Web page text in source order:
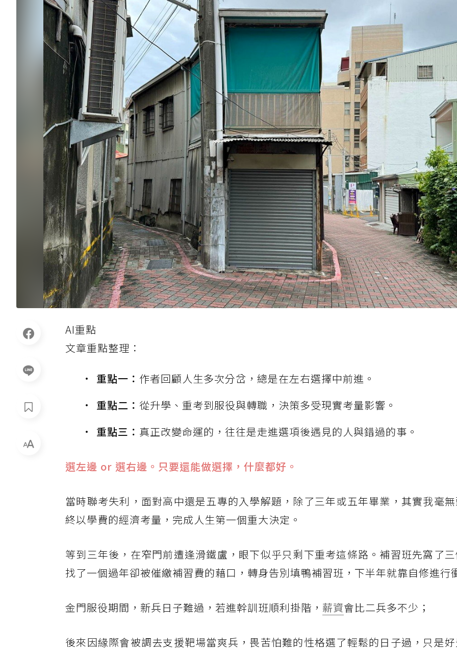
AI重點
文章重點整理：
重點一： 作者回顧人生多次分岔，總是在左右選擇中前進。
重點二： 從升學、重考到服役與轉職，決策多受現實考量影響。
重點三： 真正改變命運的，往往是走進選項後遇見的人與錯過的事。
選左邊 or 選右邊。只要還能做選擇，什麼都好。
當時聯考失利，面對高中還是五專的入學解題，除了三年或五年畢業，其實我毫
終以學費的經濟考量，完成人生第一個重大決定。
等到三年後，在窄門前遭逢滑鐵盧，眼下似乎只剩下重考這條路。補習班先窩了
找了一個過年卻被催繳補習費的藉口，轉身告別填鴨補習班，下半年就靠自修進行
金門服役期間，新兵日子難過，若進幹訓班順利掛階， 薪資會比二兵多不少；
後來因緣際會被調去支援靶場當爽兵，畏苦怕難的性格選了輕鬆的日子過，只是好